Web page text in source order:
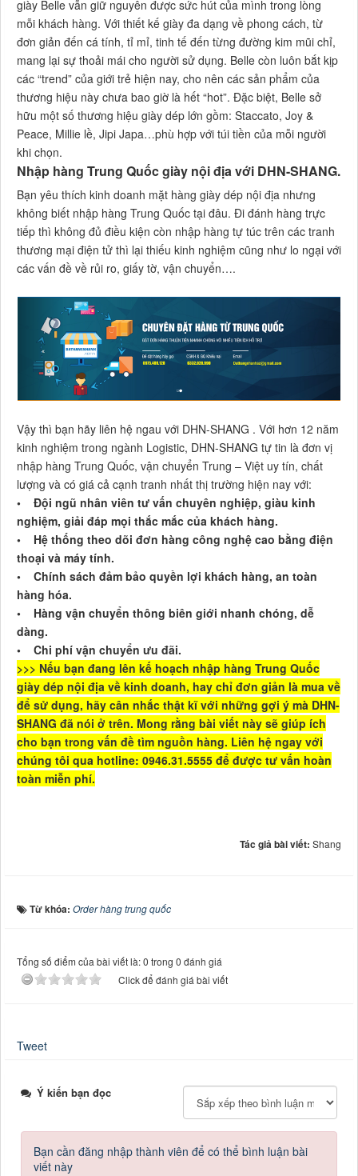
giày Belle vẫn giữ nguyên được sức hút của mình trong lòng
mỗi khách hàng. Với thiết kế giày đa dạng về phong cách, từ
đơn giản đến cá tính, tỉ mỉ, tinh tế đến từng đường kim mũi chỉ,
mang lại sự thoải mái cho người sử dụng. Belle còn luôn bắt kịp
các “trend” của giới trẻ hiện nay, cho nên các sản phẩm của
thương hiệu này chưa bao giờ là hết “hot”. Đặc biệt, Belle sở
hữu một số thương hiệu giày dép lớn gồm: Staccato, Joy &
Peace, Millie lề, Jipi Japa…phù hợp với túi tiền của mỗi người
khi chọn.
Nhập hàng Trung Quốc giày nội địa với DHN-SHANG.
Bạn yêu thích kinh doanh mặt hàng giày dép nội địa nhưng
không biết nhập hàng Trung Quốc tại đâu. Đi đánh hàng trực
tiếp thì không đủ điều kiện còn nhập hàng tự túc trên các tranh
thương mại điện tử thì lại thiếu kinh nghiệm cũng như lo ngại với
các vấn đề về rủi ro, giấy tờ, vận chuyển….
Vậy thì bạn hãy liên hệ ngau với DHN-SHANG . Với hơn 12 năm
kinh nghiệm trong ngành Logistic, DHN-SHANG tự tin là đơn vị
nhập hàng Trung Quốc, vận chuyển Trung – Việt uy tín, chất
lượng và có giá cả cạnh tranh nhất thị trường hiện nay với:
• Đội ngũ nhân viên tư vấn chuyên nghiệp, giàu kinh
nghiệm, giải đáp mọi thắc mắc của khách hàng.
• Hệ thống theo dõi đơn hàng công nghệ cao bằng điện
thoại và máy tính.
• Chính sách đảm bảo quyền lợi khách hàng, an toàn
hàng hóa.
• Hàng vận chuyển thông biên giới nhanh chóng, dễ
dàng.
• Chi phí vận chuyển ưu đãi.
>>> Nếu bạn đang lên kế hoạch nhập hàng Trung Quốc
giày dép nội địa về kinh doanh, hay chỉ đơn giản là mua về
để sử dụng, hãy cân nhắc thật kĩ với những gợi ý mà DHN-
SHANG đã nói ở trên. Mong rằng bài viết này sẽ giúp ích
cho bạn trong vấn đề tìm nguồn hàng. Liên hệ ngay với
chúng tôi qua hotline: 0946.31.5555 để được tư vấn hoàn
toàn miễn phí.
Tác giả bài viết: Shang
Từ khóa: Order hàng trung quốc
Tổng số điểm của bài viết là: 0 trong 0 đánh giá
Click để đánh giá bài viết
Tweet
Ý kiến bạn đọc
Bạn cần đăng nhập thành viên để có thể bình luận bài
viết này